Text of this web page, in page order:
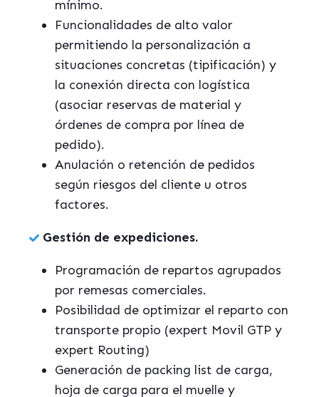
mínimo.
Funcionalidades de alto valor
permitiendo la personalización a
situaciones concretas (tipificación) y
la conexión directa con logística
(asociar reservas de material y
órdenes de compra por línea de
pedido).
Anulación o retención de pedidos
según riesgos del cliente u otros
factores.
Gestión de expediciones.
Programación de repartos agrupados
por remesas comerciales.
Posibilidad de optimizar el reparto con
transporte propio (expert Movil GTP y
expert Routing)
Generación de packing list de carga,
hoja de carga para el muelle y